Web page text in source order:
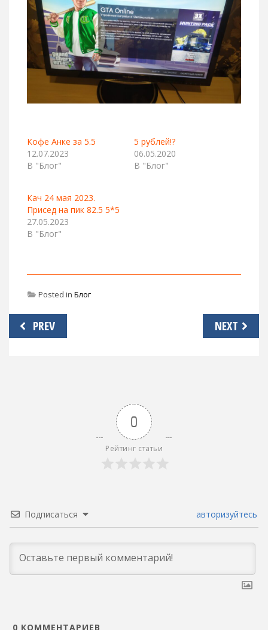
Кофе Анке за 5.5
12.07.2023
В "Блог"
5 рублей!?
06.05.2020
В "Блог"
Кач 24 мая 2023.
Присед на пик 82.5 5*5
27.05.2023
В "Блог"
Posted in Блог
Навигация
по
PREV NEXT
0
Рейтинг статьи
Подписаться авторизуйтесь
0 КОММЕНТАРИЕВ